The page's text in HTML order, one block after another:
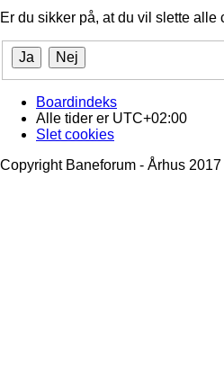
Er du sikker på, at du vil slette alle
Boardindeks
Alle tider er UTC+02:00
Slet cookies
Copyright Baneforum - Århus 2017